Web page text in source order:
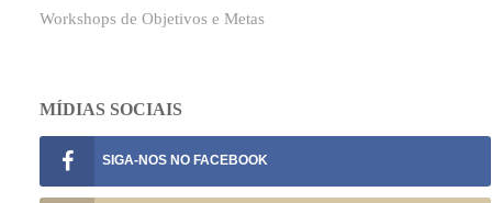
Workshops de Objetivos e Metas
MÍDIAS SOCIAIS
SIGA-NOS NO